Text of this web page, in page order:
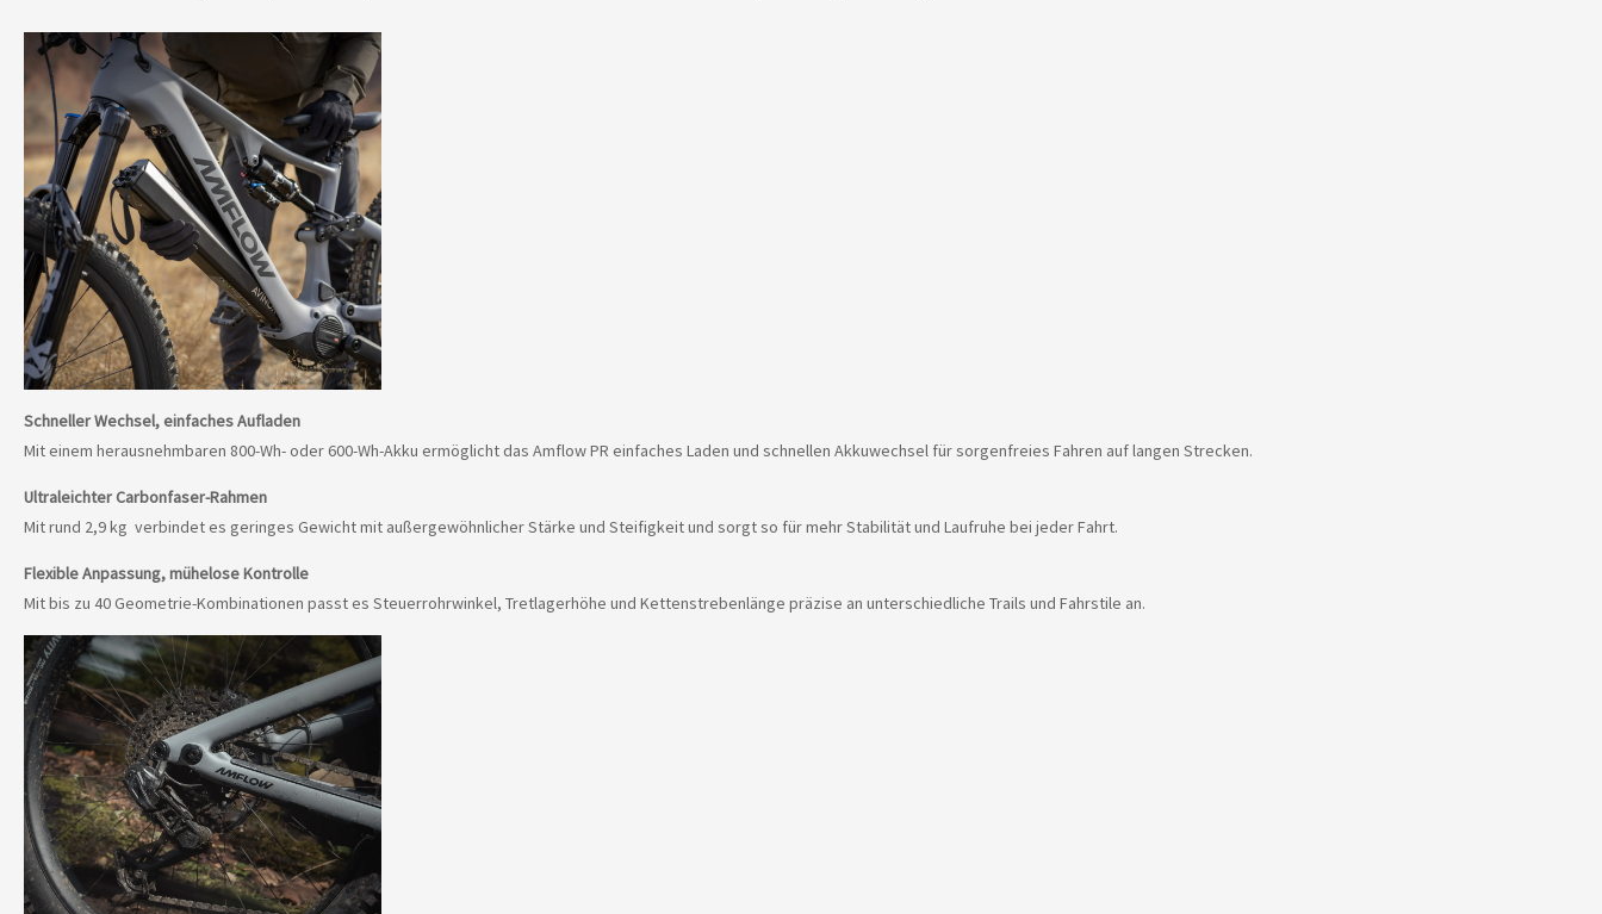
Schneller Wechsel, einfaches Aufladen
Mit einem herausnehmbaren 800-Wh- oder 600-Wh-Akku ermöglicht das Amflow PR einfaches Laden und schnellen Akkuwechsel für sorgenfreies Fahren auf langen Strecken.
Ultraleichter Carbonfaser-Rahmen
Mit rund 2,9 kg verbindet es geringes Gewicht mit außergewöhnlicher Stärke und Steifigkeit und sorgt so für mehr Stabilität und Laufruhe bei jeder Fahrt.
Flexible Anpassung, mühelose Kontrolle
Mit bis zu 40 Geometrie-Kombinationen passt es Steuerrohrwinkel, Tretlagerhöhe und Kettenstrebenlänge präzise an unterschiedliche Trails und Fahrstile an.